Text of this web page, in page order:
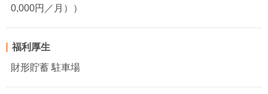
0,000円／月））
福利厚生
財形貯蓄 駐車場